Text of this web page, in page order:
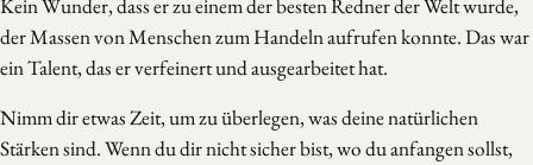
Kein Wunder, dass er zu einem der besten Redner der Welt wurde,
der Massen von Menschen zum Handeln aufrufen konnte. Das war
ein Talent, das er verfeinert und ausgearbeitet hat.
Nimm dir etwas Zeit, um zu überlegen, was deine natürlichen
Stärken sind. Wenn du dir nicht sicher bist, wo du anfangen sollst,